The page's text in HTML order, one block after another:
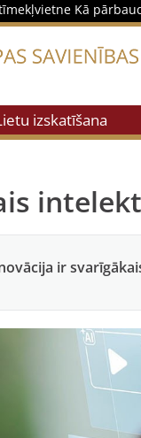
Kā
izskatīšana
ir